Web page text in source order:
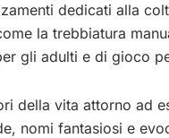
dedicati alla
la trebbiatura
gli adulti e di gioco
della vita attorno ad
nomi fantasiosi e